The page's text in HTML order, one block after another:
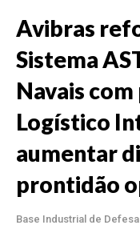
Avibras
Sistema
Navais
Logístico
aumentar
prontidão
Base Industrial de Defesa